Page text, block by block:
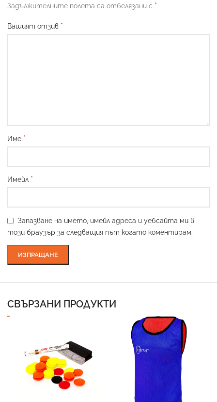
Задължителните полета са отбелязани с *
Вашият отзив *
Име *
Имейл *
Запазване на името, имейл адреса и уебсайта ми в
този браузър за следващия път когато коментирам.
СВЪРЗАНИ ПРОДУКТИ